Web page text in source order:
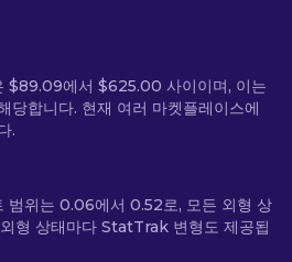
$89.09에서 $625.00 사이이며, 이는
당합니다. 현재 여러 마켓플레이스에
.
범위는 0.06에서 0.52로, 모든 외형 상
형 상태마다 StatTrak 변형도 제공됩